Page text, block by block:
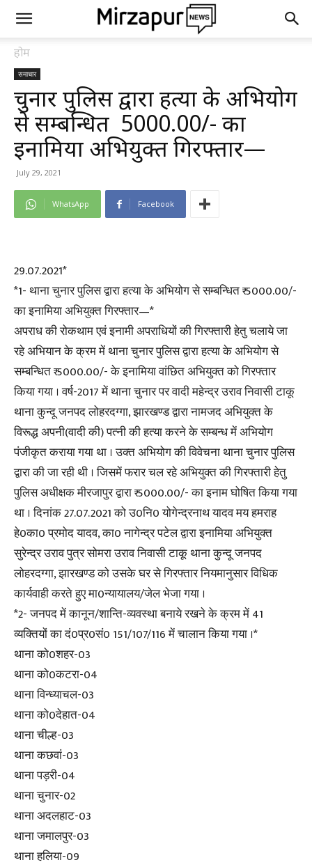
होम
समाचार
चुनार पुलिस द्वारा हत्या के अभियोग
से सम्बन्धित ₹ 5000.00/- का
इनामिया अभियुक्त गिरफ्तार—
July 29, 2021
WhatsApp Facebook
29.07.2021*
*1- थाना चुनार पुलिस द्वारा हत्या के अभियोग से सम्बन्धित ₹ 5000.00/-
का इनामिया अभियुक्त गिरफ्तार—*
अपराध की रोकथाम एवं इनामी अपराधियों की गिरफ्तारी हेतु चलाये जा
रहे अभियान के क्रम में थाना चुनार पुलिस द्वारा हत्या के अभियोग से
सम्बन्धित ₹ 5000.00/- के इनामिया वांछित अभियुक्त को गिरफ्तार
किया गया । वर्ष-2017 में थाना चुनार पर वादी महेन्द्र उराव निवासी टाकू
थाना कुन्दू जनपद लोहरदग्गा, झारखण्ड द्वारा नामजद अभियुक्त के
विरूद्ध अपनी(वादी की) पत्नी की हत्या करने के सम्बन्ध में अभियोग
पंजीकृत कराया गया था । उक्त अभियोग की विवेचना थाना चुनार पुलिस
द्वारा की जा रही थी । जिसमें फरार चल रहे अभियुक्त की गिरफ्तारी हेतु
पुलिस अधीक्षक मीरजापुर द्वारा ₹ 5000.00/- का इनाम घोषित किया गया
था । दिनांक 27.07.2021 को उ0नि0 योगेन्द्रनाथ यादव मय हमराह
हे0का0 प्रमोद यादव, का0 नागेन्द्र पटेल द्वारा इनामिया अभियुक्त
सुरेन्द्र उराव पुत्र सोमरा उराव निवासी टाकू थाना कुन्दू जनपद
लोहरदग्गा, झारखण्ड को उसके घर से गिरफ्तार नियमानुसार विधिक
कार्यवाही करते हुए मा0न्यायालय/जेल भेजा गया ।
*2- जनपद में कानून/शान्ति-व्यवस्था बनाये रखने के क्रम में 41
व्यक्तियों का दं0प्र0सं0 151/107/116 में चालान किया गया ।*
थाना को0शहर-03
थाना को0कटरा-04
थाना विन्ध्याचल-03
थाना को0देहात-04
थाना चील्ह-03
थाना कछवां-03
थाना पड़री-04
थाना चुनार-02
थाना अदलहाट-03
थाना जमालपुर-03
थाना हलिया-09